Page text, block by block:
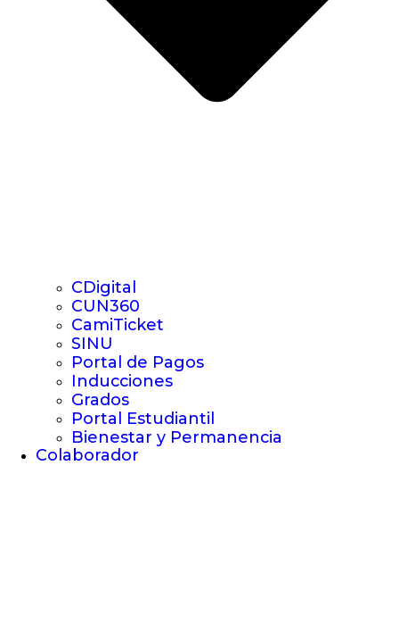
CDigital
CUN360
CamiTicket
SINU
Portal de Pagos
Inducciones
Grados
Portal Estudiantil
Bienestar y Permanencia
Colaborador